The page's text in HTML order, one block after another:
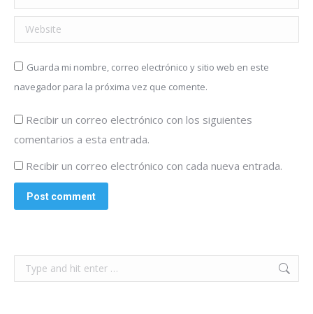
Website
Guarda mi nombre, correo electrónico y sitio web en este
navegador para la próxima vez que comente.
Recibir un correo electrónico con los siguientes
comentarios a esta entrada.
Recibir un correo electrónico con cada nueva entrada.
Post comment
Search: